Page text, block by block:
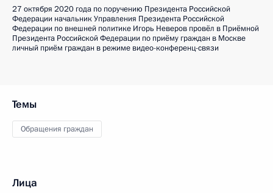
27 октября 2020 года по поручению Президента Российской
Федерации начальник Управления Президента Российской
Федерации по внешней политике Игорь Неверов провёл в Приёмной
Президента Российской Федерации по приёму граждан в Москве
личный приём граждан в режиме видео-конференц-связи
Темы
Обращения граждан
Лица